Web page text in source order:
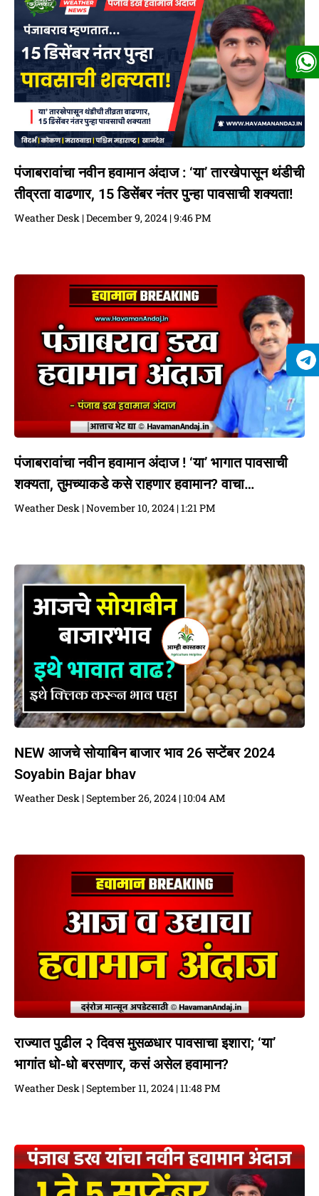
पंजाबरावांचा नवीन हवामान अंदाज : ‘या’ तारखेपासून थंडीची
तीव्रता वाढणार, 15 डिसेंबर नंतर पुन्हा पावसाची शक्यता!
Weather Desk December 9, 2024 9:46 PM
पंजाबरावांचा नवीन हवामान अंदाज ! ‘या’ भागात पावसाची
शक्यता, तुमच्याकडे कसे राहणार हवामान? वाचा…
Weather Desk November 10, 2024 1:21 PM
NEW आजचे सोयाबिन बाजार भाव 26 सप्टेंबर 2024
Soyabin Bajar bhav
Weather Desk September 26, 2024 10:04 AM
राज्यात पुढील २ दिवस मुसळधार पावसाचा इशारा; ‘या’
भागांत धो-धो बरसणार, कसं असेल हवामान?
Weather Desk September 11, 2024 11:48 PM